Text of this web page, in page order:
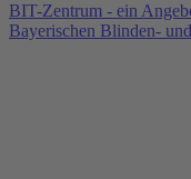
BIT-Zentrum - ein
Bayerischen Blinden-